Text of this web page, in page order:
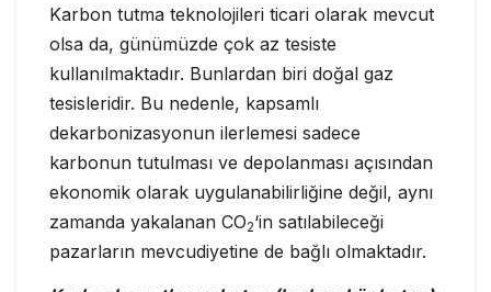
Karbon tutma teknolojileri ticari olarak mevcut
olsa da, günümüzde çok az tesiste
kullanılmaktadır. Bunlardan biri doğal gaz
tesisleridir. Bu nedenle, kapsamlı
dekarbonizasyonun ilerlemesi sadece
karbonun tutulması ve depolanması açısından
ekonomik olarak uygulanabilirliğine değil, aynı
zamanda yakalanan CO2‘in satılabileceği
pazarların mevcudiyetine de bağlı olmaktadır.